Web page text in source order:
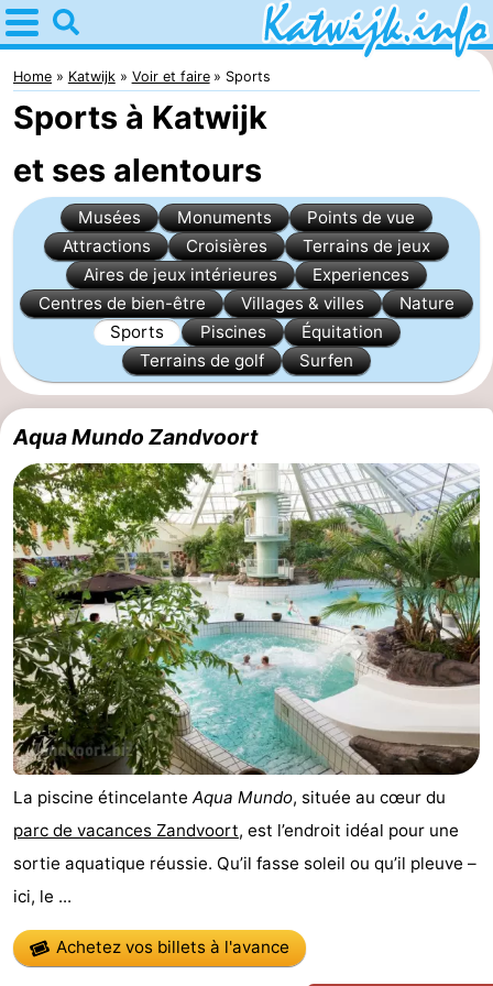
Home
Katwijk
Astuces
Avec
les
enfants
Passer
nuit
Appartements
Campings
Chaumières
De
Noordduinen
-
Duinrell
Hôtels
Last
minutes
Plages
Voir
et
faire
Lieux
d'intérêt
-
Monuments
-
de
-
Home Katwijk Voir et faire Sports
Sports à Katwijk
et ses alentours
Musées Monuments
Points de vue
Attractions
Croisières
Terrains de jeux
Aires de jeux intérieures
Experiences
Centres de bien-être
Villages & villes
Nature
Sports
Piscines
Équitation
Terrains de golf
Surfen
Aqua Mundo Zandvoort
La piscine étincelante Aqua Mundo, située au cœur du
parc de vacances Zandvoort, est l’endroit idéal pour une
sortie aquatique réussie. Qu’il fasse soleil ou qu’il pleuve –
ici, le ...
Achetez vos billets à l'avance